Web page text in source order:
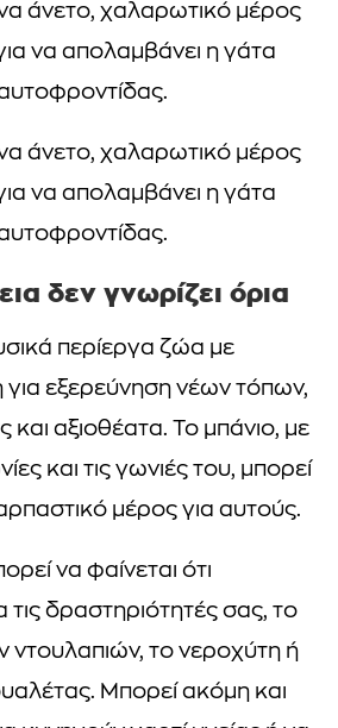
άνετο, χαλαρωτικό μέρος
να απολαμβάνει η γάτα
άνετο, χαλαρωτικό μέρος
να απολαμβάνει η γάτα
δεν γνωρίζει όρια
περίεργα ζώα με
εξερεύνηση νέων τόπων,
αξιοθέατα. Το μπάνιο, με
και τις γωνιές του, μπορεί
μέρος για αυτούς.
να φαίνεται ότι
τις δραστηριότητές σας, το
ντουλαπιών, το νεροχύτη ή
Μπορεί ακόμη και